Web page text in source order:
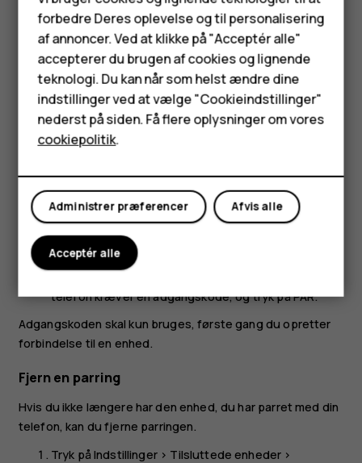
Feature-telefoner
Tilbehør
HMD Terra M
Tablets
Min konto
Du kan bruge flere Bluetooth-forbindelser på samme tid.
Du kan f.eks. sende ting til en anden telefon, mens du
bruger et Bluetooth-headset.
Tryk påIndstillinger>Tilsluttede enheder>
Forbindelsesindstillinger> Bluetooth.
Sørg for, at Bluetooth er slået til på begge telefoner,
Gå til det indhold, du vil sende, og tryk påshare>
Bluetooth.
Tryk på din vens telefon på listen over fundne
Bluetooth-enheder.
telefon kræver en adgangskode, og tryk påPAR.
Adgangskoden skal kun bruges, første gang du opretter
forbindelse til en enhed.
Fjern en parring
Hvis du ikke længere har den enhed, du har parret med din
telefon, kan du fjerne parringen.
Tryk påIndstillinger> Tilsluttede enheder >
forbedre Deres oplevelse og til personalisering
af annoncer. Ved at klikke på "Acceptér alle"
accepterer du brugen af cookies og lignende
teknologi. Du kan når som helst ændre dine
indstillinger ved at vælge "Cookieindstillinger"
nederst på siden. Få flere oplysninger om vores
cookiepolitik.
Afvis alle
Administrer præferencer
Acceptér alle